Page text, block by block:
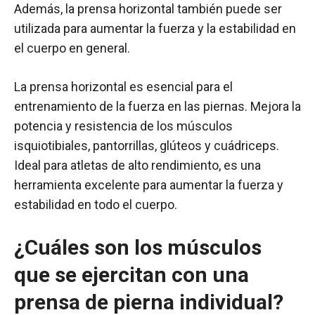
Además, la prensa horizontal también puede ser
utilizada para aumentar la fuerza y la estabilidad en
el cuerpo en general.
La prensa horizontal es esencial para el
entrenamiento de la fuerza en las piernas. Mejora la
potencia y resistencia de los músculos
isquiotibiales, pantorrillas, glúteos y cuádriceps.
Ideal para atletas de alto rendimiento, es una
herramienta excelente para aumentar la fuerza y
estabilidad en todo el cuerpo.
¿Cuáles son los músculos
que se ejercitan con una
prensa de pierna individual?